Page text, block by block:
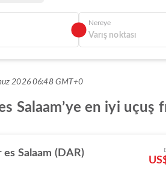
Nereye
2026 06:48 GMT+0
Salaam’ye en iyi uçuş
es Salaam (DAR)